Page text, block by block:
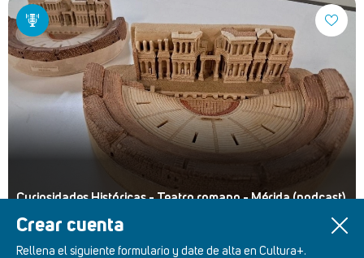
Crear cuenta
Rellena el siguiente formulario y date de alta en Cultura+.
Curiosidades Históricas - Teatro romano - Mérida (podcast)